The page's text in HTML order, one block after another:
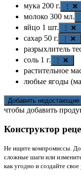
мука 200 г. ⋮ ❌
молоко 300 мл.
яйцо 1 шт. ⋮ ❌
сахар 50 г. ⋮ ❌
разрыхлитель
соль 1 г. ⋮ ❌
растительное
любые ягоды
Добавить недостающие
чтобы добавить
Конструктор
Не ищите компромиссы.
сложные шаги или
как угодно и создайте